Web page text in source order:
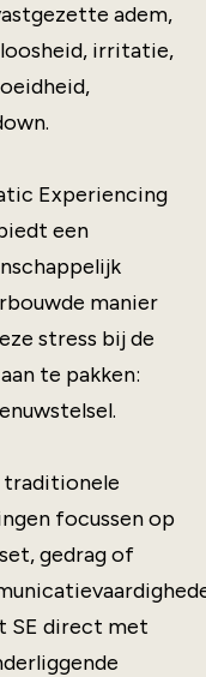
adem,
irritatie,
Experiencing
een
manier
stress bij de
te pakken:
traditionele
focussen op
gedrag of
SE direct met